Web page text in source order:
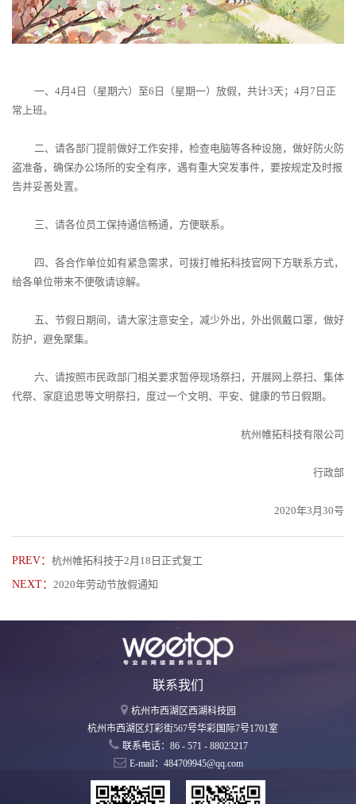
一、 4月4日（星期六）至6日（星期一）放假，共计3天；4月7日正
常上班。
二、请各部门提前做好工作安排，检查电脑等各种设施，做好防火防
盗准备，确保办公场所的安全有序，遇有重大突发事件，要按规定及时报
告并妥善处置。
三、请各位员工保持通信畅通，方便联系。
四、各合作单位如有紧急需求，可拨打帷拓科技官 网下方联系方式，
给各单位带来不便敬请谅解。
五、节假日期间，请大家注意安全，减少外出，外出佩戴口罩，做好
防护，避免聚集。
六、请按照市民政部门相关要求暂停现场祭扫，开展网上祭扫、集体
代祭、家庭追思等文明祭扫，度过一个文明、平安、健康的节日假期。
杭州帷拓科技有限公司
行政部
2020年3月30号
PREV： 杭州帷拓科技于2月18日正式复工
NEXT： 2020年劳动节放假通知
联系我们
杭州市西湖区西湖科技园
杭州市西湖区灯彩街567号华彩国际7号1701室
联系电话：86 - 571 - 88023217
E-mail：484709945@qq.com